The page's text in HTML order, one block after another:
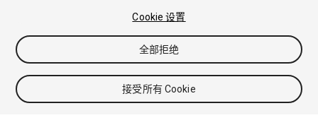
Copyright © 2022 Unity Technologies. Publication 2021.3
律条款
Cookie
不要出售或分享我的个人信息
Cookie 偏好
Cookie 设置
全部拒绝
接受所有 Cookie